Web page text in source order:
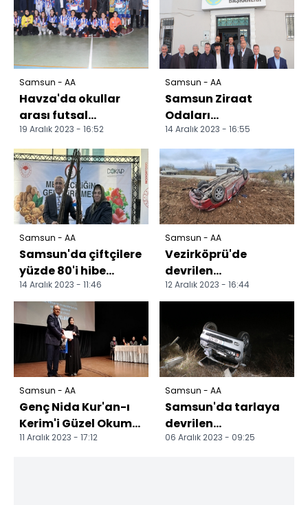
Samsun - AA
Havza'da okullar
arası futsal
turnuvası
düzenlendi
19 Aralık 2023 - 16:52
Samsun - AA
Samsun Ziraat
Odaları
Koordinasyon Kurulu
Havza'da toplandı
14 Aralık 2023 - 16:55
Samsun - AA
Samsun'da çiftçilere
yüzde 80'i hibe
olmak üzere 5 bin
ceviz fidanı dağıtıl...
14 Aralık 2023 - 11:46
Samsun - AA
Vezirköprü'de
devrilen
otomobildeki 2 kişi
yaralı
12 Aralık 2023 - 16:44
Samsun - AA
Genç Nida Kur'an-ı
Kerim'i Güzel Okuma
Yarışması'nın il finali
11 Aralık 2023 - 17:12
Samsun - AA
Samsun'da tarlaya
devrilen
otomobildeki 1 kişi
06 Aralık 2023 - 09:25